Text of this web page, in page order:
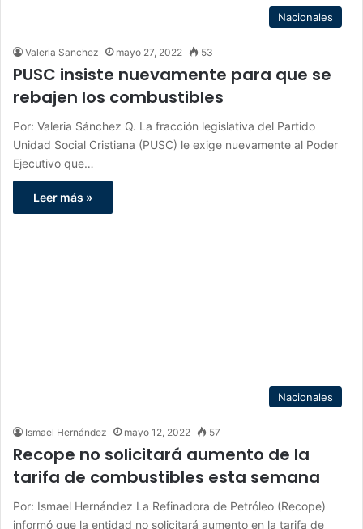
Nacionales
Valeria Sanchez mayo 27, 2022 53
PUSC insiste nuevamente para que se
rebajen los combustibles
Por: Valeria Sánchez Q. La fracción legislativa del Partido
Unidad Social Cristiana (PUSC) le exige nuevamente al Poder
Ejecutivo que…
Leer más »
Nacionales
Ismael Hernández mayo 12, 2022 57
Recope no solicitará aumento de la
tarifa de combustibles esta semana
Por: Ismael Hernández La Refinadora de Petróleo (Recope)
informó que la entidad no solicitará aumento en la tarifa de